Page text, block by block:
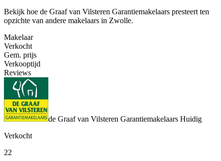
Bekijk hoe de Graaf van Vilsteren Garantiemakelaars presteert ten
opzichte van andere makelaars in Zwolle.
Makelaar
Verkocht
Gem. prijs
Verkooptijd
Reviews
de Graaf van Vilsteren Garantiemakelaars Huidig
Verkocht
22